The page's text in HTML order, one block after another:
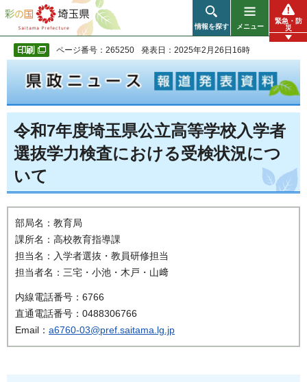
彩の国 埼玉県
情報を探す メニュー
緊急・防
災
ページ番号：265250 発表日：2025年2月26日16時
令和7年度埼玉県公立高等学校入学者
選抜学力検査における受検状況につ
いて
部局名：教育局
課所名：高校教育指導課
担当名：入学者選抜・教員研修担当
担当者名：三宅・小池・木戸・山﨑
内線電話番号：6766
直通電話番号：0488306766
Email： a6760-03@pref.saitama.lg.jp